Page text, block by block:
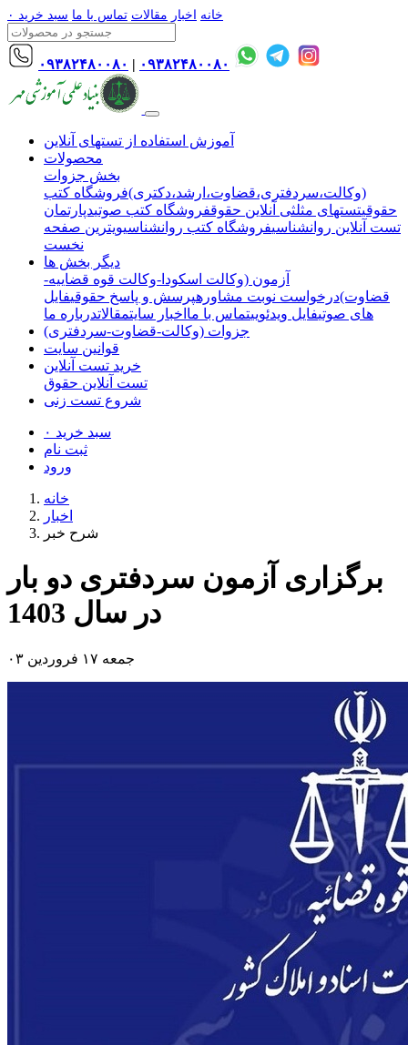
خانه اخبار مقالات تماس با ما سبد خرید ۰
۰۹۳۸۲۴۸۰۰۸۰ | ۰۹۳۸۲۴۸۰۰۸۰
آموزش استفاده از تستهای آنلاین
محصولات
بخش جزوات
(وکالت،سردفتری،قضاوت،ارشد،دکتری)فروشگاه کتب
حقوقیتستهای مثلثی آنلاین حقوقفروشگاه کتب صوتیدپارتمان
تست آنلاین روانشناسیفروشگاه کتب روانشناسیویترین صفحه
نخست
دیگر بخش ها
آزمون (وکالت اسکودا-وکالت قوه قضاییه-
قضاوت)درخواست نوبت مشاورهپرسش و پاسخ حقوقیفایل
های صوتیفایل ویدئوییتماس با ما اخبار سایتمقالاتدرباره ما
جزوات (وکالت-قضاوت-سردفتری)
قوانین سایت
خرید تست آنلاین
تست آنلاین حقوق
شروع تست زنی
سبد خرید ۰
ثبت نام
ورود
خانه
اخبار
شرح خبر
برگزاری آزمون سردفتری دو بار
در سال 1403
جمعه ۱۷ فروردین ۰۳